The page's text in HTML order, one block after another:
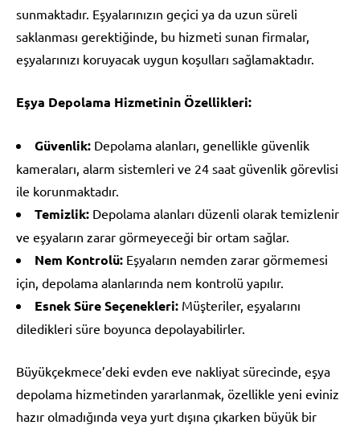
sunmaktadır. Eşyalarınızın geçici ya da uzun süreli
saklanması gerektiğinde, bu hizmeti sunan firmalar,
eşyalarınızı koruyacak uygun koşulları sağlamaktadır.
Eşya Depolama Hizmetinin Özellikleri:
Güvenlik: Depolama alanları, genellikle güvenlik
kameraları, alarm sistemleri ve 24 saat güvenlik görevlisi
ile korunmaktadır.
Temizlik: Depolama alanları düzenli olarak temizlenir
ve eşyaların zarar görmeyeceği bir ortam sağlar.
Nem Kontrolü: Eşyaların nemden zarar görmemesi
için, depolama alanlarında nem kontrolü yapılır.
Esnek Süre Seçenekleri: Müşteriler, eşyalarını
diledikleri süre boyunca depolayabilirler.
Büyükçekmece’deki evden eve nakliyat sürecinde, eşya
depolama hizmetinden yararlanmak, özellikle yeni eviniz
hazır olmadığında veya yurt dışına çıkarken büyük bir